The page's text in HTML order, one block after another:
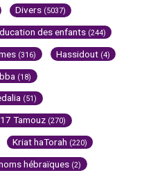
Divers (5037)
des enfants (244)
(316) Hassidout (4)
(18)
(51)
Tamouz (270)
Kriat haTorah (220)
hébraïques (2)